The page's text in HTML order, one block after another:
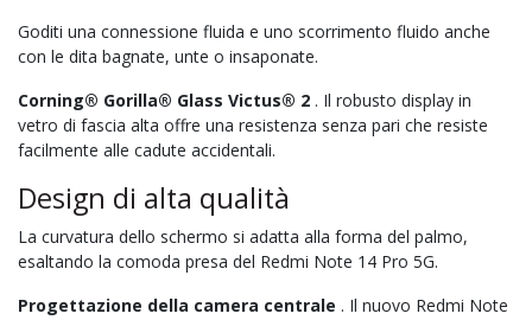
Goditi una connessione fluida e uno scorrimento fluido anche
con le dita bagnate, unte o insaponate.
Corning® Gorilla® Glass Victus® 2 . Il robusto display in
vetro di fascia alta offre una resistenza senza pari che resiste
facilmente alle cadute accidentali.
Design di alta qualità
La curvatura dello schermo si adatta alla forma del palmo,
esaltando la comoda presa del Redmi Note 14 Pro 5G.
Progettazione della camera centrale . Il nuovo Redmi Note